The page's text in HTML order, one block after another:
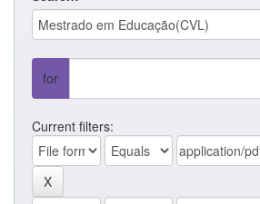
for
Current filters: